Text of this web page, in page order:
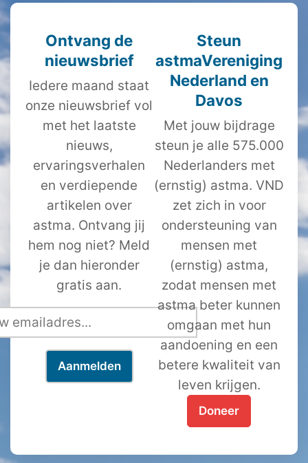
Ontvang de
nieuwsbrief
Iedere maand staat
onze nieuwsbrief vol
met het laatste
nieuws,
ervaringsverhalen
en verdiepende
artikelen over
astma. Ontvang jij
hem nog niet? Meld
je dan hieronder
gratis aan.
Steun
astmaVereniging
Nederland en
Davos
Met jouw bijdrage
steun je alle 575.000
Nederlanders met
(ernstig) astma. VND
zet zich in voor
ondersteuning van
mensen met
(ernstig) astma,
zodat mensen met
astma beter kunnen
omgaan met hun
aandoening en een
betere kwaliteit van
leven krijgen.
Doneer